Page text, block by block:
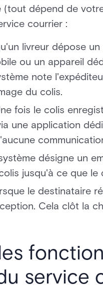
(tout dépend de
courrier :
livreur dépose
ou un appareil
note
du colis.
fois le colis
une application
désigne un
jusqu'à ce que le
le destinataire
Cela clôt la
service